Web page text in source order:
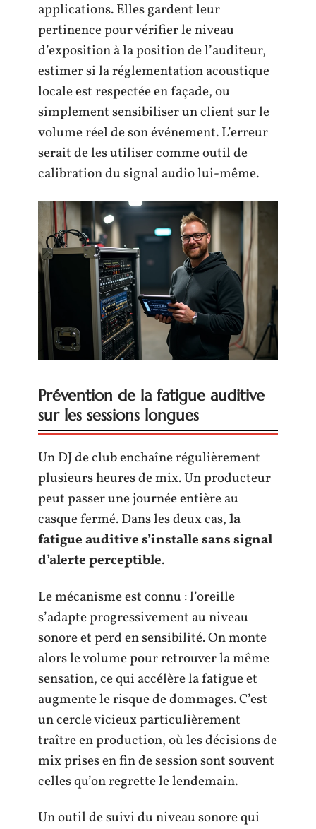
applications. Elles gardent leur
pertinence pour vérifier le niveau
d’exposition à la position de l’auditeur,
estimer si la réglementation acoustique
locale est respectée en façade, ou
simplement sensibiliser un client sur le
volume réel de son événement. L’erreur
serait de les utiliser comme outil de
calibration du signal audio lui-même.
Prévention de la fatigue auditive
sur les sessions longues
Un DJ de club enchaîne régulièrement
plusieurs heures de mix. Un producteur
peut passer une journée entière au
casque fermé. Dans les deux cas,la
fatigue auditive s’installe sans signal
d’alerte perceptible.
Le mécanisme est connu : l’oreille
s’adapte progressivement au niveau
sonore et perd en sensibilité. On monte
alors le volume pour retrouver la même
sensation, ce qui accélère la fatigue et
augmente le risque de dommages. C’est
un cercle vicieux particulièrement
traître en production, où les décisions de
mix prises en fin de session sont souvent
celles qu’on regrette le lendemain.
Un outil de suivi du niveau sonore qui